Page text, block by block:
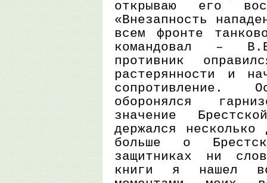
открываю его
«Внезапность
всем фронте
командовал –
противник
растерянности и
сопротивление.
оборонялся
значение
держался
больше о
защитниках ни
книги я нашел